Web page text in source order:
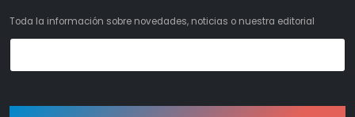
Toda la información sobre novedades, noticias o nuestra editorial